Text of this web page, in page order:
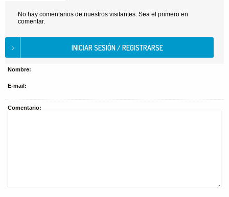
No hay comentarios de nuestros visitantes. Sea el primero en
comentar.
Nombre:
E-mail:
Comentario: